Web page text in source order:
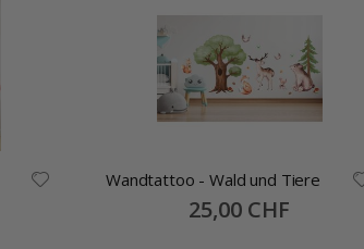
Wandtattoo - Wald und Tiere
Special
Price
25,00 CHF